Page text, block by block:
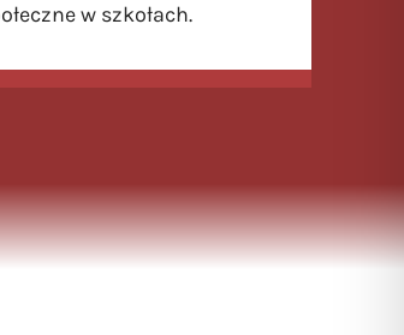
w szkołach.